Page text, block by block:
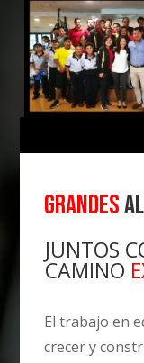
GRANDES
JUNTOS
CAMINO
El trabajo en
crecer y